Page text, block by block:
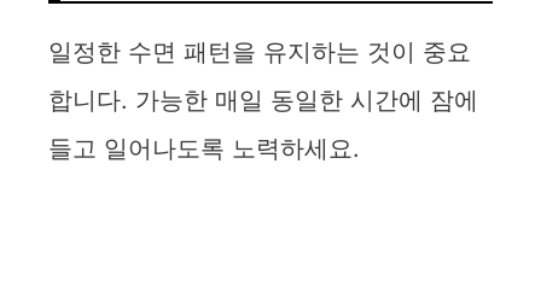
일정한 수면 패턴을 유지하는 것이 중요
합니다. 가능한 매일 동일한 시간에 잠에
들고 일어나도록 노력하세요.